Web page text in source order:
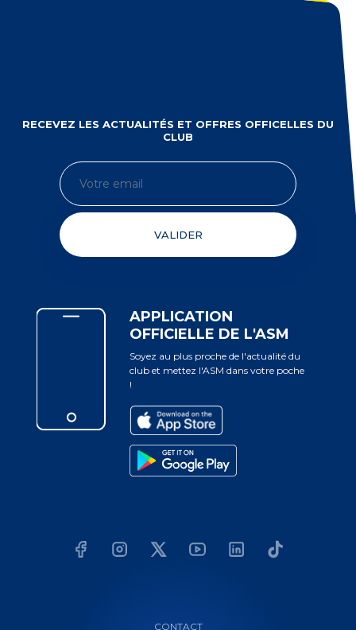
RECEVEZ LES ACTUALITÉS ET OFFRES OFFICELLES DU
CLUB
VALIDER
APPLICATION
OFFICIELLE DE L'ASM
Soyez au plus proche de l'actualité du
club et mettez l'ASM dans votre poche
!
CONTACT